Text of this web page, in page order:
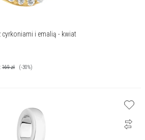
cyrkoniami i emalią - kwiat
169zł
(-30%)